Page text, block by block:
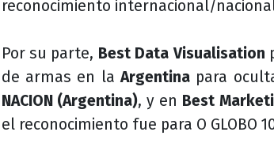
reconocimiento internacional/
Por su parte, Best Data Visualisation
de armas en laArgentinapara
NACION (Argentina), y en Best
el reconocimiento fue para O GLOBO